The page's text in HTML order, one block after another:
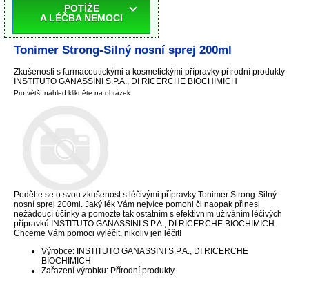
POTÍŽE
A LÉČBA NEMOCI
Tonimer Strong-Silný nosní sprej 200ml
Zkušenosti s farmaceutickými a kosmetickými přípravky přírodní produkty
INSTITUTO GANASSINI S.P.A., DI RICERCHE BIOCHIMICH
Pro větší náhled klikněte na obrázek
Podělte se o svou zkušenost s léčivými přípravky Tonimer Strong-Silný
nosní sprej 200ml. Jaký lék Vám nejvíce pomohl či naopak přinesl
nežádoucí účinky a pomozte tak ostatním s efektivním užíváním léčivých
přípravků INSTITUTO GANASSINI S.P.A., DI RICERCHE BIOCHIMICH.
Chceme Vám pomoci vyléčit, nikoliv jen léčit!
Výrobce: INSTITUTO GANASSINI S.P.A., DI RICERCHE
BIOCHIMICH
Zařazení výrobku: Přírodní produkty